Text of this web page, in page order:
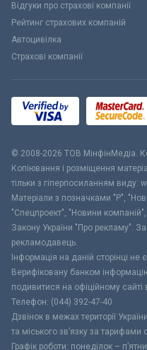
Відгуки про страхові компанії
Рейтинг страхових компаній
Автоцивілка
Страхові компанії
© 2008-2026 ТОВ МiнфiнМедiа.
Копіювання і розміщення
тільки з гіперпосиланням виду:
Матеріали з позначками "Р",
"Спецпроект", "Новини
Закону України "Про рекламу".
рекламодавець.
Інформація на даній сторінці
Верифіковану банком
подивитися на офіційному сайті
Телефон: (044) 392-47-40
Дзвінок в межах території
та міського зв’язку за тарифами
Графік роботи: понеділок –